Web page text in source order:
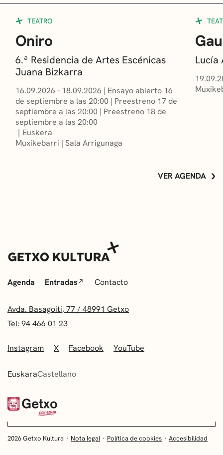
EUSKARA CASTELLANO
TEATRO
Oniro
6.ª Residencia de Artes Escénicas
Juana Bizkarra
16.09.2026 - 18.09.2026 | Ensayo abierto 16
de septiembre a las 20:00 | Preestreno 17 de
septiembre a las 20:00 | Preestreno 18 de
septiembre a las 20:00
Euskera
Muxikebarri | Sala Arrigunaga
Lucía
VER AGENDA
Agenda Entradas Contacto
Avda. Basagoiti, 77 / 48991 Getxo
Tel: 94 466 01 23
Instagram X Facebook YouTube
EuskaraCastellano
2026 Getxo Kultura Nota legal Política de cookies Accesibilidad